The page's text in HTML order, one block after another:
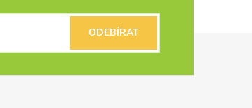
ODEBÍRAT